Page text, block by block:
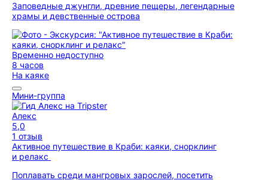
Заповедные джунгли, древние пещеры, легендарные
храмы и девственные острова
Временно недоступно
8 часов
На каяке
Мини-группа
Алекс
5,0
1 отзыв
Активное путешествие в Краби: каяки, снорклинг
и релакс
Поплавать среди мангровых зарослей, посетить